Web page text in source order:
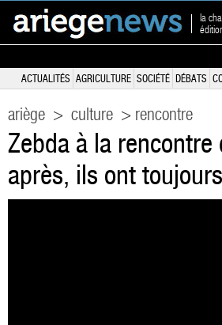
la
ACTUALITÉS AGRICULTURE SOCIÉTÉ DÉBATS
ariège > culture > rencontre
Zebda à la
après, ils ont